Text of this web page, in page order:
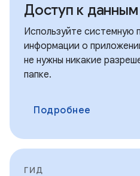
Доступ к
Используйте системную
информации о
не нужны никакие
папке.
Подробнее
ГИД